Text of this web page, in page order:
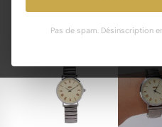
Pas de spam. Désinscription